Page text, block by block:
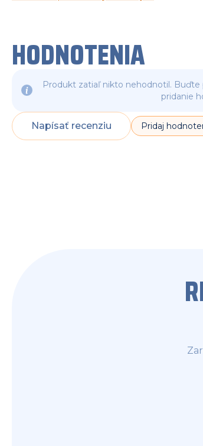
HODNOTENIA
Produkt zatiaľ nikto nehodnotil. Buďte
pridanie
Napísať recenziu Pridaj